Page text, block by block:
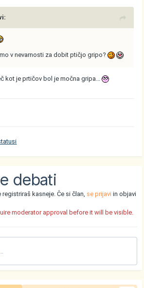
v nevarnosti za dobit ptičjo gripo?
kot je prtičov bol je močna gripa...
debati
kasneje. Če si član, se prijavi in objavi
moderator approval before it will be visible.